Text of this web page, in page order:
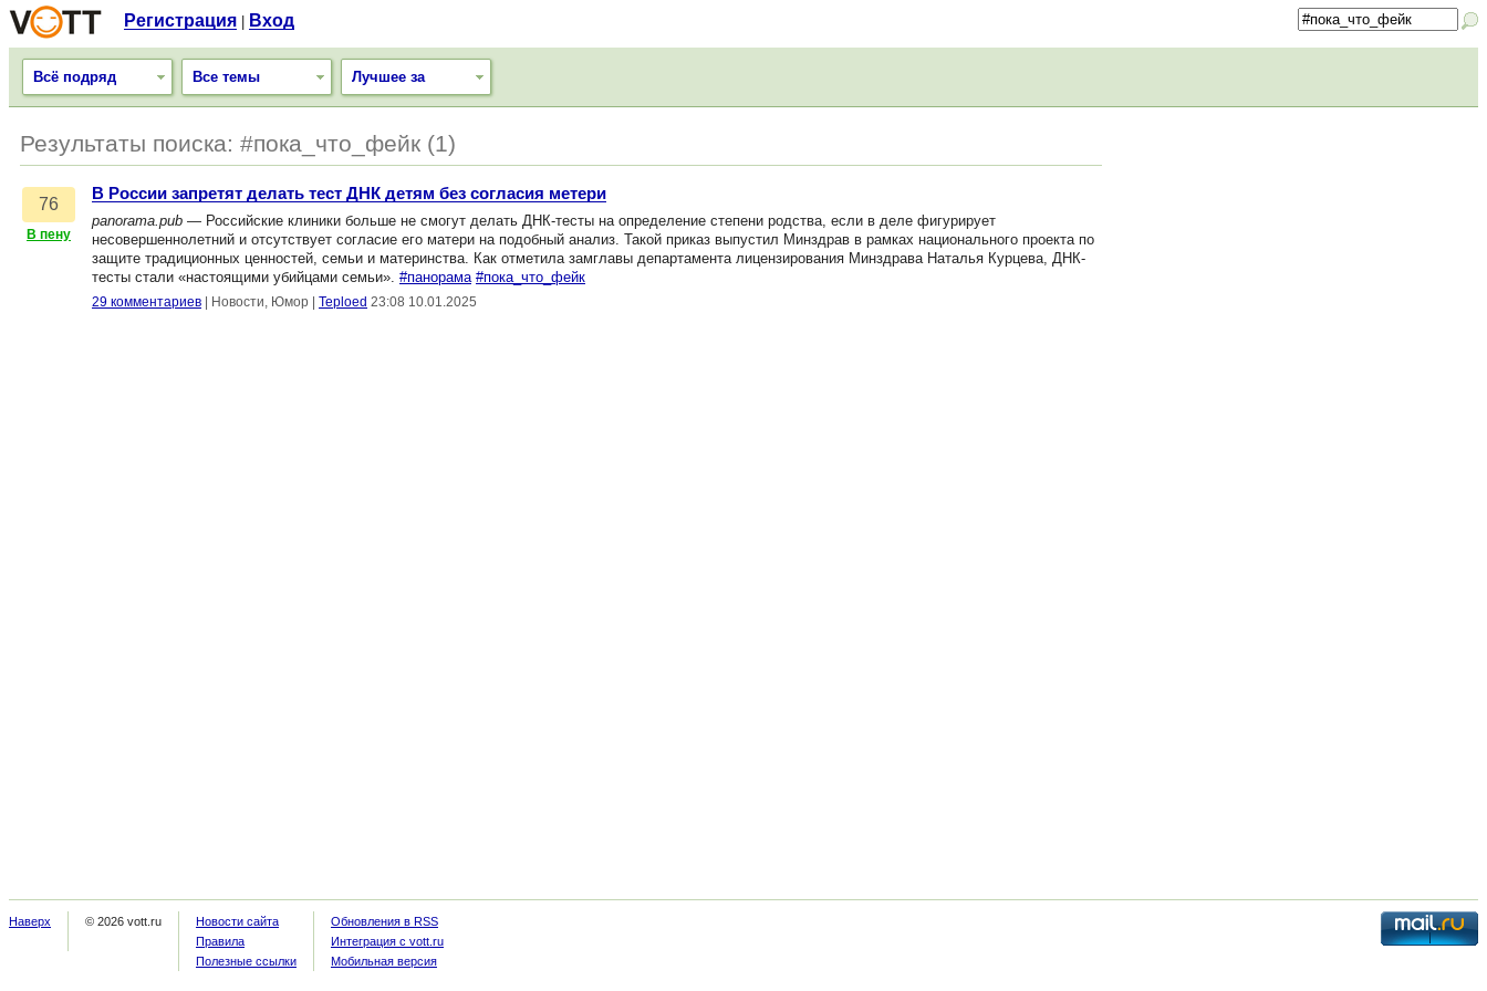
Регистрация Вход
Всё подряд Все темы Лучшее за
Результаты поиска: #пока_что_фейк (1)
76
В пену
В России запретят делать тест ДНК детям без согласия метери
panorama.pub — Российские клиники больше не смогут делать ДНК-тесты на определение степени родства, если в деле фигурирует
несовершеннолетний и отсутствует согласие его матери на подобный анализ. Такой приказ выпустил Минздрав в рамках национального проекта по
защите традиционных ценностей, семьи и материнства. Как отметила замглавы департамента лицензирования Минздрава Наталья Курцева, ДНК-
тесты стали «настоящими убийцами семьи». #панорама #пока_что_фейк
29 комментариев Новости, Юмор Teploed 23:08 10.01.2025
Наверх © 2026 vott.ru
Новости сайта
Правила
Полезные ссылки
Обновления в RSS
Интеграция с vott.ru
Мобильная версия